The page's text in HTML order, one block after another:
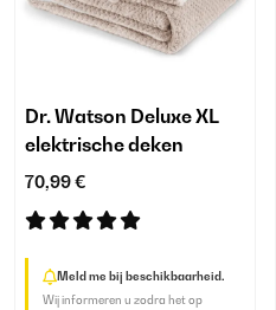
Dr. Watson Deluxe XL
elektrische deken
70,99 €
Meld me bij beschikbaarheid.
Wij informeren u zodra het op